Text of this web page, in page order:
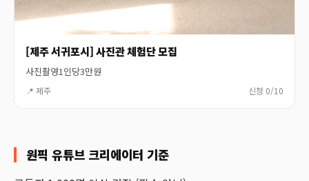
[제주 서귀포시] 사진관 체험단 모집
사진촬영1인당3만원
📍 제주 신청 0/10
원픽 유튜브 크리에이터 기준